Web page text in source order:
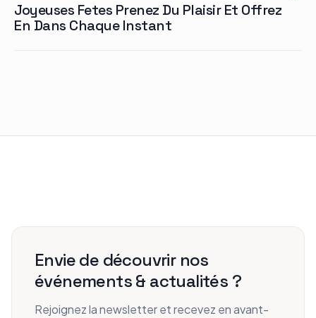
Joyeuses Fetes Prenez Du Plaisir Et Offrez
En Dans Chaque Instant
Envie de découvrir nos
événements & actualités ?
Rejoignez la newsletter et recevez en avant-